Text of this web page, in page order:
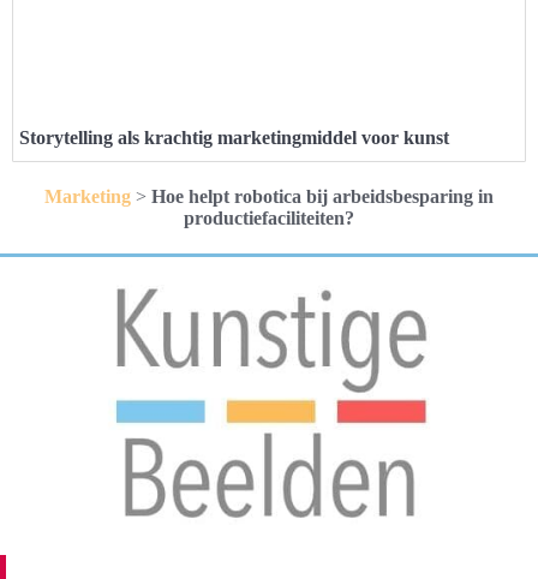
Storytelling als krachtig marketingmiddel voor kunst
Marketing > Hoe helpt robotica bij arbeidsbesparing in
productiefaciliteiten?